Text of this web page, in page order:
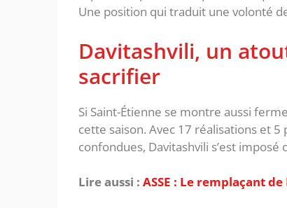
Une position qui traduit une volonté
‎Davitashvili, un
sacrifier
‎Si Saint-Étienne se montre aussi
cette saison. Avec 17 réalisations et
confondues, Davitashvili s’est
Lire aussi : ASSE : Le remplaçant